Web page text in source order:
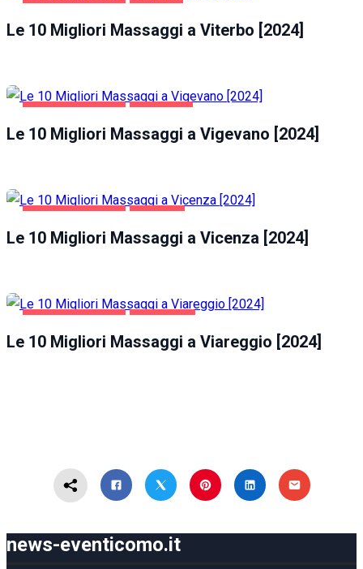
INTRATTENIMENTO VITERBO
Le 10 Migliori Massaggi a Viterbo [2024]
INTRATTENIMENTO VIGEVANO
Le 10 Migliori Massaggi a Vigevano [2024]
INTRATTENIMENTO VICENZA
Le 10 Migliori Massaggi a Vicenza [2024]
INTRATTENIMENTO VIAREGGIO
Le 10 Migliori Massaggi a Viareggio [2024]
news-eventicomo.it